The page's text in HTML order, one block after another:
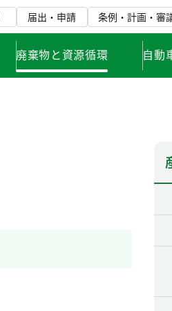
届出・申請 条例・計画・審
廃棄物と資源循環 自動